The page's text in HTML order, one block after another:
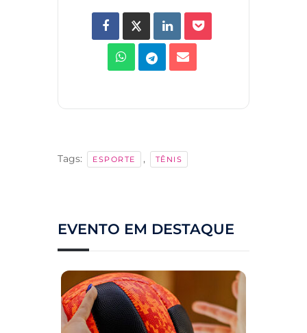
Tags: ESPORTE , TÊNIS
EVENTO EM DESTAQUE